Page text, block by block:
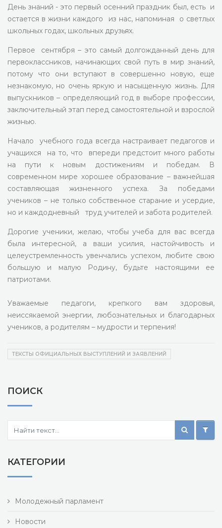
День знаний - это первый осенний праздник был, есть и
остается в жизни каждого из нас, напоминая о светлых
школьных годах, школьных друзьях.
Первое сентября – это самый долгожданный день для
первоклассников, начинающих свой путь в мир знаний,
потому что они вступают в совершенно новую, еще
незнакомую, но очень яркую и насыщенную жизнь. Для
выпускников – определяющий год в выборе профессии,
заключительный этап перед самостоятельной и взрослой
жизнью.
Начало учебного года всегда настраивает педагогов и
учащихся на то, что впереди предстоит много работы
на пути к новым достижениям и победам. В
современном мире хорошее образование – важнейшая
составляющая жизненного успеха. За победами
учеников – не только собственное старание и усердие,
но и каждодневный труд учителей и забота родителей.
Дорогие ученики, желаю, чтобы учеба для вас всегда
была интересной, а ваши усилия, настойчивость и
целеустремленность увенчались успехом, любите свою
большую и малую Родину, будьте настоящими ее
патриотами.
Уважаемые педагоги, крепкого вам здоровья,
неиссякаемой энергии, любознательных и благодарных
учеников, а родителям – мудрости и терпения!
ТЕКСТЫ ОФИЦИАЛЬНЫХ ВЫСТУПЛЕНИЙ И ЗАЯВЛЕНИЙ
ПОИСК
КАТЕГОРИИ
Молодежный парламент
Новости